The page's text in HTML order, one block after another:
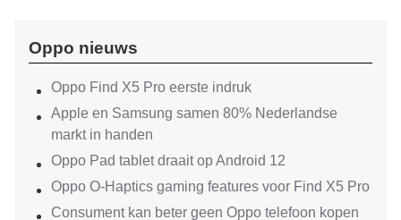
Oppo nieuws
Oppo Find X5 Pro eerste indruk
Apple en Samsung samen 80% Nederlandse
markt in handen
Oppo Pad tablet draait op Android 12
Oppo O-Haptics gaming features voor Find X5 Pro
Consument kan beter geen Oppo telefoon kopen